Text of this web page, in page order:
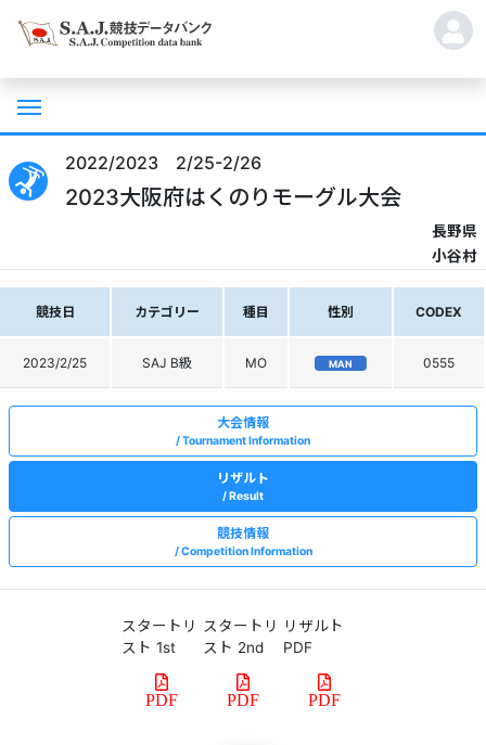
2022/2023 2/25-2/26
2023大阪府はくのりモーグル大会
長野県
小谷村
競技日 カテゴリー 種目 性別 CODEX
2023/2/25 SAJ B級 MO MAN 0555
大会情報
Tournament Information
リザルト
Result
競技情報
Competition Information
スタートリ
スト 1st
PDF
スタートリ
スト 2nd
PDF
リザルト
PDF
PDF